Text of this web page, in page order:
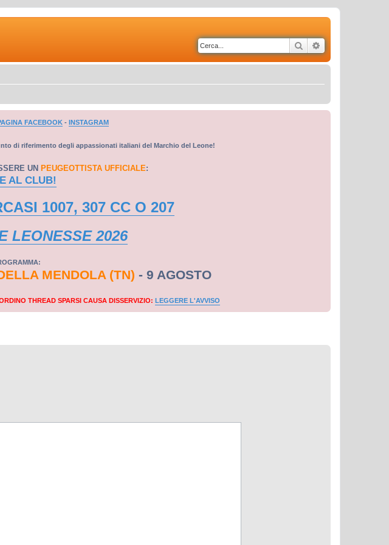
Cerca
FACEBOOK - INSTAGRAM
di riferimento degli appassionati italiani del Marchio del Leone!
UN PEUGEOTTISTA UFFICIALE:
AL CLUB!
1007, 307 CC O 207
LEONESSE 2026
MENDOLA (TN) - 9 AGOSTO
THREAD SPARSI CAUSA DISSERVIZIO: LEGGERE L'AVVISO